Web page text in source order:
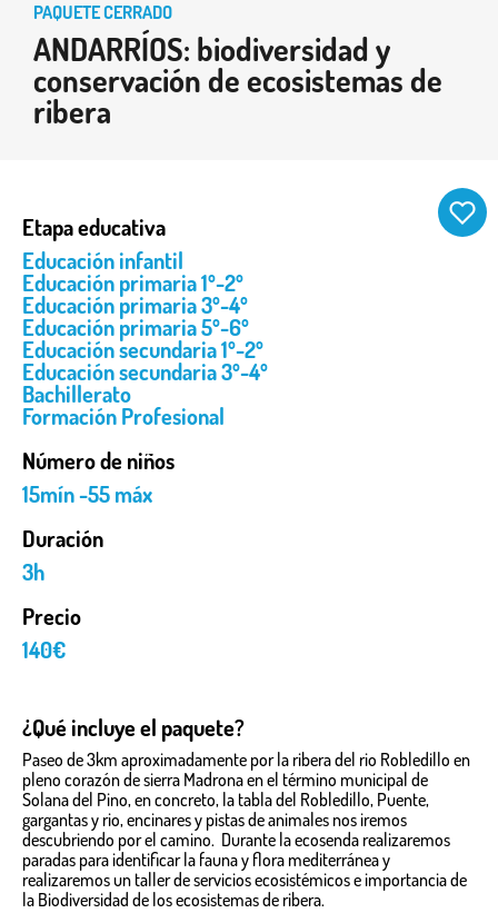
PAQUETE CERRADO
ANDARRÍOS: biodiversidad y
conservación de ecosistemas de
ribera
Etapa educativa
Educación infantil
Educación primaria 1º-2º
Educación primaria 3º-4º
Educación primaria 5º-6º
Educación secundaria 1º-2º
Educación secundaria 3º-4º
Bachillerato
Formación Profesional
Número de niños
15mín -55 máx
Duración
3h
Precio
140€
¿Qué incluye el paquete?
Paseo de 3km aproximadamente por la ribera del rio Robledillo en
pleno corazón de sierra Madrona en el término municipal de
Solana del Pino, en concreto, la tabla del Robledillo, Puente,
gargantas y rio, encinares y pistas de animales nos iremos
descubriendo por el camino. Durante la ecosenda realizaremos
paradas para identificar la fauna y flora mediterránea y
realizaremos un taller de servicios ecosistémicos e importancia de
la Biodiversidad de los ecosistemas de ribera.